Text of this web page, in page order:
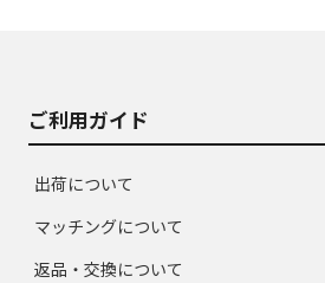
ご利用ガイド
出荷について
マッチングについて
返品・交換について